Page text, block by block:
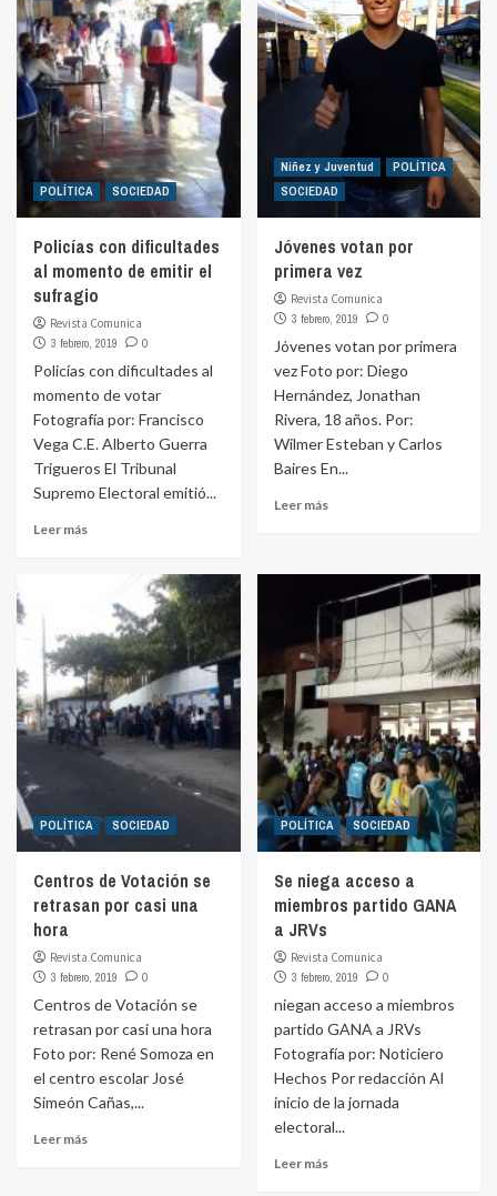
POLÍTICA SOCIEDAD
Policías con dificultades
al momento de emitir el
sufragio
Revista Comunica
3 febrero, 2019
0
Policías con dificultades al
momento de votar
Fotografía por: Francisco
Vega C.E. Alberto Guerra
Trigueros El Tribunal
Supremo Electoral emitió...
Leer más
Niñez y Juventud
POLÍTICA
SOCIEDAD
Jóvenes votan por
primera vez
Revista Comunica
3 febrero, 2019
0
Jóvenes votan por primera
vez Foto por: Diego
Hernández, Jonathan
Rivera, 18 años. Por:
Wilmer Esteban y Carlos
Baires En...
Leer más
POLÍTICA SOCIEDAD
Centros de Votación se
retrasan por casi una
hora
Revista Comunica
3 febrero, 2019
0
Centros de Votación se
retrasan por casi una hora
Foto por: René Somoza en
el centro escolar José
Simeón Cañas,...
Leer más
POLÍTICA SOCIEDAD
Se niega acceso a
miembros partido GANA
a JRVs
Revista Comunica
3 febrero, 2019
0
niegan acceso a miembros
partido GANA a JRVs
Fotografía por: Noticiero
Hechos Por redacción Al
inicio de la jornada
electoral...
Leer más